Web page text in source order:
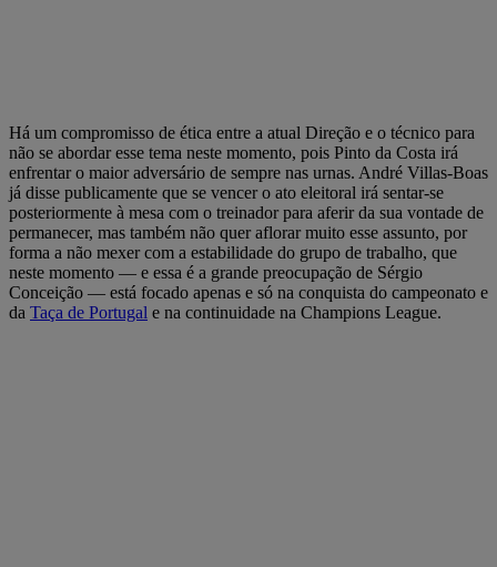
Há um compromisso de ética entre a atual Direção e o técnico para
não se abordar esse tema neste momento, pois Pinto da Costa irá
enfrentar o maior adversário de sempre nas urnas. André Villas-Boas
já disse publicamente que se vencer o ato eleitoral irá sentar-se
posteriormente à mesa com o treinador para aferir da sua vontade de
permanecer, mas também não quer aflorar muito esse assunto, por
forma a não mexer com a estabilidade do grupo de trabalho, que
neste momento — e essa é a grande preocupação de Sérgio
Conceição — está focado apenas e só na conquista do campeonato e
da Taça de Portugal e na continuidade na Champions League.